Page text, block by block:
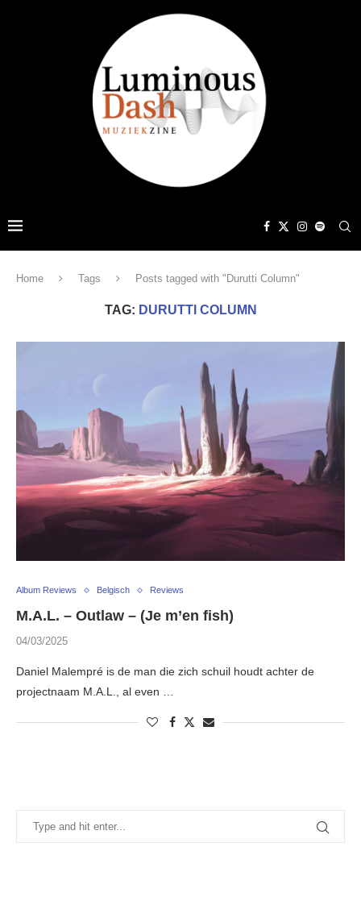
Home Tags Posts tagged with "Durutti Column"
TAG: DURUTTI COLUMN
Album Reviews Belgisch Reviews
M.A.L. – Outlaw – (Je m’en fish)
04/03/2025
Daniel Malempré is de man die zich schuil houdt achter de
projectnaam M.A.L., al even …